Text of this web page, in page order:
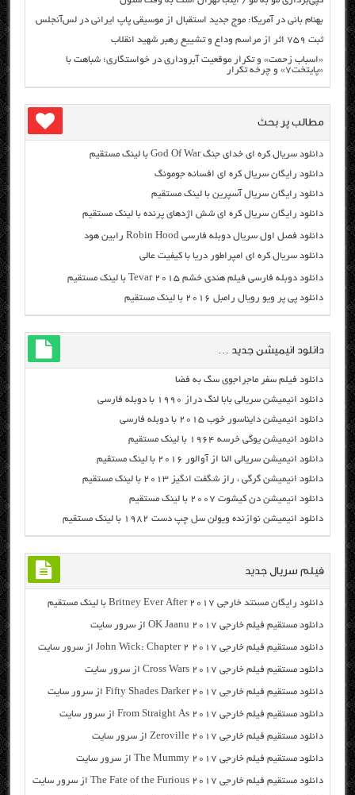
بهنام بانی در آمریکا: موج جدید استقبال از موسیقی پاپ ایرانی در لس‌آنجلس
ثبت ۷۵۹ اثر از مراسم وداع و تشییع رهبر شهید انقلاب
«اسباب زحمت» و تکرار موقعیت آبروداری در خواستگاری؛ شباهت با
«پایتخت۷» و چرخه تکرار
مطالب پر بحث
دانلود سریال کره ای خدای جنگ God Of War با لینک مستقیم
دانلود رایگان سریال کره ای افسانه جومونگ
دانلود رایگان سریال آسپرین با لینک مستقیم
دانلود رایگان سریال کره ای شش اژدهای پرنده با لینک مستقیم
دانلود فصل اول سریال دوبله فارسی Robin Hood رابین هود
دانلود سریال کره ای امپراطور دریا با کیفیت عالی
دانلود دوبله فارسی فیلم هندی خشم Tevar ۲۰۱۵ با لینک مستقیم
دانلود پی پر ویو رویال رامبل ۲۰۱۶ با لینک مستقیم
دانلود انیمیشن جدید …
دانلود فیلم سفر ماجراجوی سگ به فضا
دانلود انیمیشن سریالی بابا لنگ دراز ۱۹۹۰ با دوبله فارسی
دانلود انیمیشن دایناسور خوب ۲۰۱۵ با دوبله فارسی
دانلود انیمیشن یوگی خرسه ۱۹۶۴ با لینک مستقیم
دانلود انیمیشن سریالی النا از آوالور ۲۰۱۶ با لینک مستقیم
دانلود انیمیشن گرگی ، راز شگفت انگیز ۲۰۱۳ با لینک مستقیم
دانلود انیمیشن دن کیشوت ۲۰۰۷ با لینک مستقیم
دانلود انیمیشن نوازنده ویولن سل چپ دست ۱۹۸۲ با لینک مستقیم
فیلم سریال جدید
دانلود رایگان مسنتد خارجی Britney Ever After 2017 با لینک مستقیم
دانلود مستقیم فیلم خارجی OK Jaanu 2017 از سرور سایت
دانلود مستقیم فیلم خارجی John Wick: Chapter 2 2017 از سرور سایت
دانلود مستقیم فیلم خارجی Cross Wars 2017 از سرور سایت
دانلود مستقیم فیلم خارجی Fifty Shades Darker 2017 از سرور سایت
دانلود مستقیم فیلم خارجی From Straight As 2017 از سرور سایت
دانلود مستقیم فیلم خارجی Zeroville 2017 از سرور سایت
دانلود مستقیم فیلم خارجی The Mummy 2017 از سرور سایت
دانلود مستقیم فیلم خارجی The Fate of the Furious 2017 از سرور سایت